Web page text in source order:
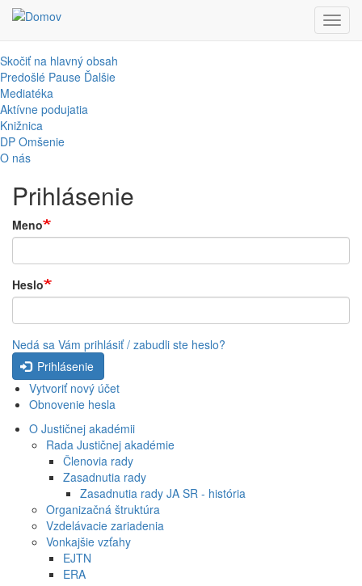
Skočiť na hlavný obsah
Predošlé Pause Ďalšie
Mediatéka
Aktívne podujatia
Knižnica
DP Omšenie
O nás
Prihlásenie
Meno
Heslo
Nedá sa Vám prihlásiť / zabudli ste heslo?
Prihlásenie
Vytvoriť nový účet
Obnovenie hesla
O Justičnej akadémii
Rada Justičnej akadémie
Členovia rady
Zasadnutia rady
Zasadnutia rady JA SR - história
Organizačná štruktúra
Vzdelávacie zariadenia
Vonkajšie vzťahy
EJTN
ERA